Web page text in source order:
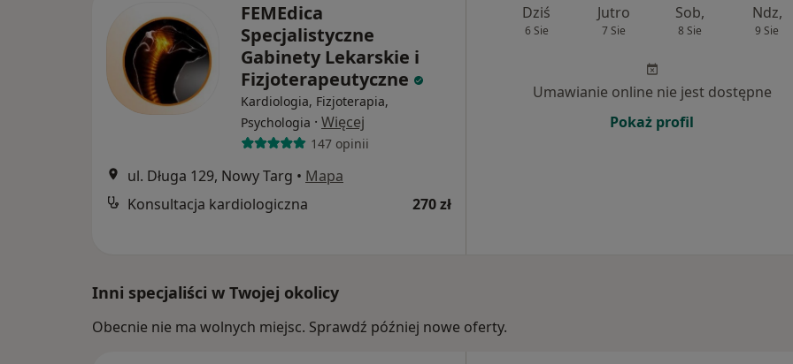
FEMEdica
Specjalistyczne
Gabinety Lekarskie i
Fizjoterapeutyczne
Kardiologia, Fizjoterapia,
Psychologia · Więcej
147 opinii
ul. Długa 129, Nowy Targ • Mapa
Konsultacja kardiologiczna
270 zł
Dziś
6 Sie
Jutro
7 Sie
Sob,
8 Sie
Ndz,
9 Sie
Umawianie online nie jest dostępne
Pokaż profil
Inni specjaliści w Twojej okolicy
Obecnie nie ma wolnych miejsc. Sprawdź później nowe oferty.